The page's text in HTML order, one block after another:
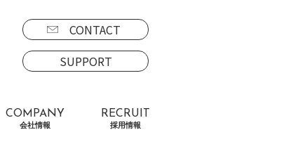
CONTACT
SUPPORT
COMPANY
会社情報
RECRUIT
採用情報